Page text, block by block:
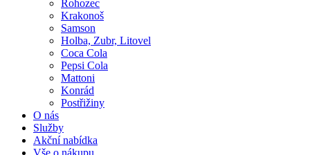
Rohozec
Krakonoš
Samson
Holba, Zubr, Litovel
Coca Cola
Pepsi Cola
Mattoni
Konrád
Postřižiny
O nás
Služby
Akční nabídka
Vše o nákupu